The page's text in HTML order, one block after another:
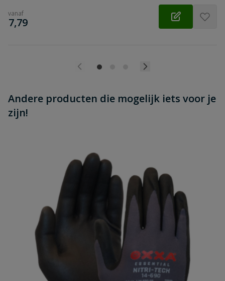
vanaf
€
7,79
Andere producten die mogelijk iets voor je
zijn!